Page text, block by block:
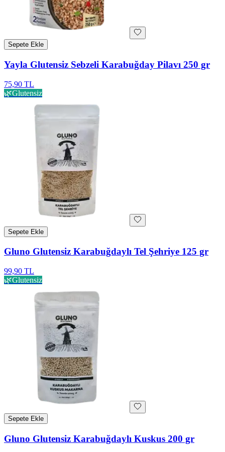
Sepete Ekle
Yayla Glutensiz Sebzeli Karabuğday Pilavı 250 gr
75,90 TL
🌿Glutensiz
Sepete Ekle
Gluno Glutensiz Karabuğdaylı Tel Şehriye 125 gr
99,90 TL
🌿Glutensiz
Sepete Ekle
Gluno Glutensiz Karabuğdaylı Kuskus 200 gr